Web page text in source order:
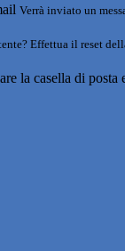
Verrà inviato un
Effettua il reset
la casella di posta